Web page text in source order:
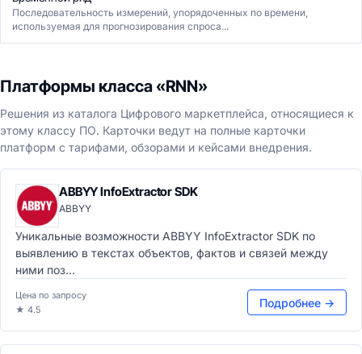
Последовательность измерений, упорядоченных по времени,
используемая для прогнозирования спроса...
Платформы класса «RNN»
Решения из каталога Цифрового маркетплейса, относящиеся к
этому классу ПО. Карточки ведут на полные карточки
платформ с тарифами, обзорами и кейсами внедрения.
ABBYY InfoExtractor SDK
ABBYY
Уникальные возможности ABBYY InfoExtractor SDK по
выявлению в текстах объектов, фактов и связей между
ними поз...
Цена по запросу
★ 4.5
Подробнее →